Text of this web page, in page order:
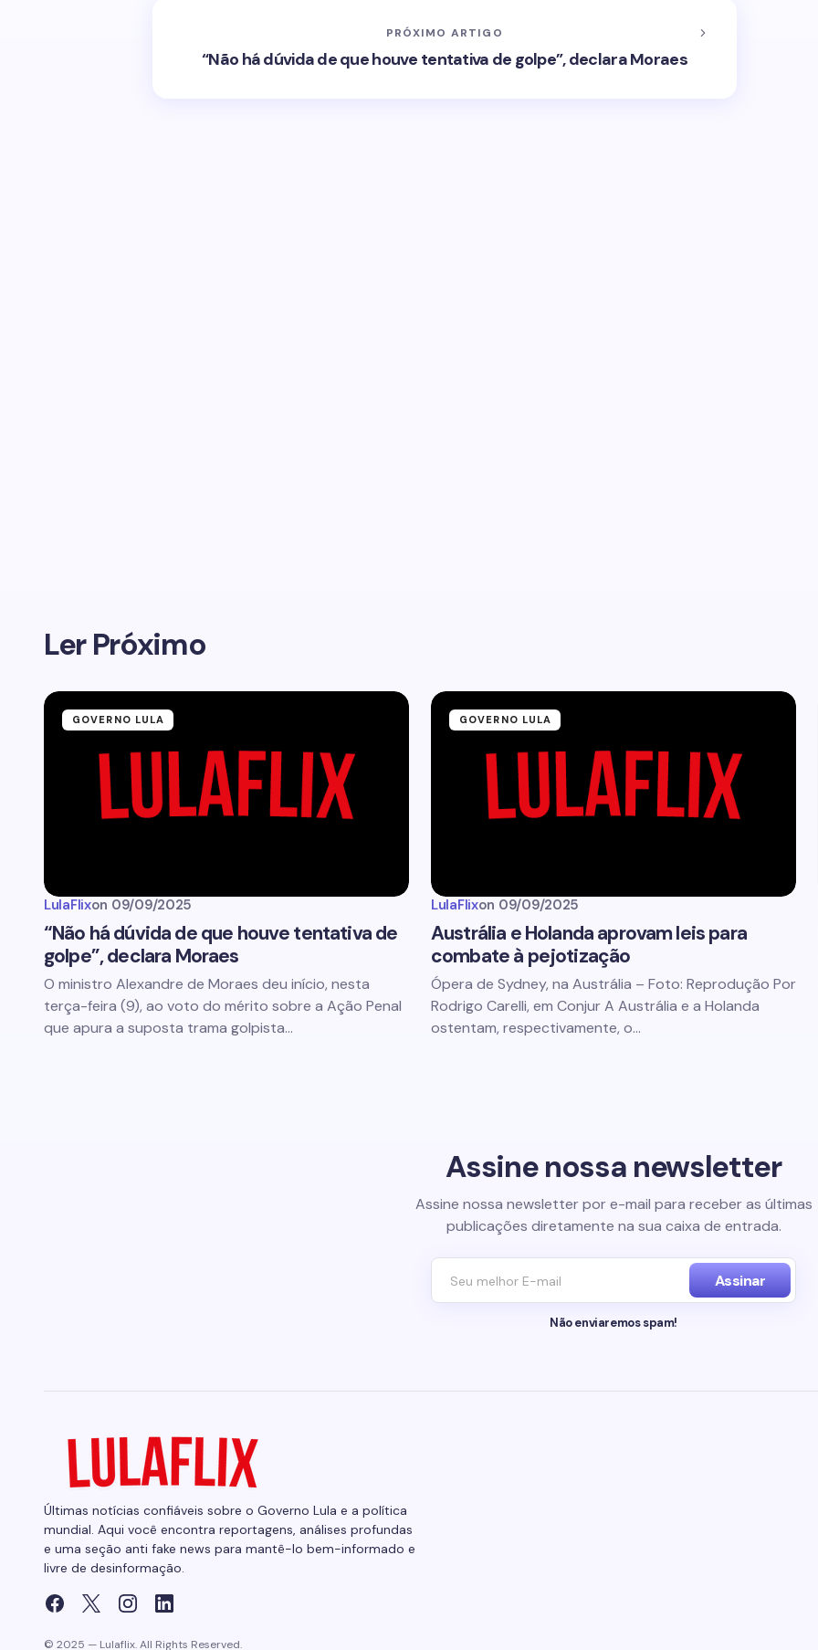
PRÓXIMO ARTIGO
“Não há dúvida de que houve tentativa de golpe”, declara Moraes
Ler Próximo
GOVERNO LULA
LulaFlixon 09/09/2025
“Não há dúvida de que houve tentativa de
golpe”, declara Moraes
O ministro Alexandre de Moraes deu início, nesta
terça-feira (9), ao voto do mérito sobre a Ação Penal
que apura a suposta trama golpista…
GOVERNO LULA
LulaFlixon 09/09/2025
Austrália e Holanda aprovam leis para
combate à pejotização
Ópera de Sydney, na Austrália – Foto: Reprodução Por
Rodrigo Carelli, em Conjur A Austrália e a Holanda
ostentam, respectivamente, o…
Assine nossa newsletter
Assine nossa newsletter por e-mail para receber as últimas
publicações diretamente na sua caixa de entrada.
Assinar
Não enviaremos spam!
Últimas notícias confiáveis sobre o Governo Lula e a política
mundial. Aqui você encontra reportagens, análises profundas
e uma seção anti fake news para mantê-lo bem-informado e
livre de desinformação.
© 2025 — Lulaflix. All Rights Reserved.